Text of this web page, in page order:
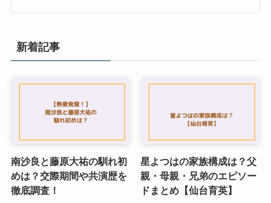
新着記事
南沙良と藤原大祐の馴れ初
めは？交際期間や共演歴を
徹底調査！
星よつはの家族構成は？父
親・母親・兄弟のエピソー
ドまとめ【仙台育英】